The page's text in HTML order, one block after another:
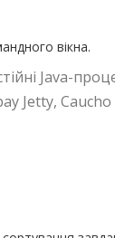
вікна.
Java-
Jetty, Caucho